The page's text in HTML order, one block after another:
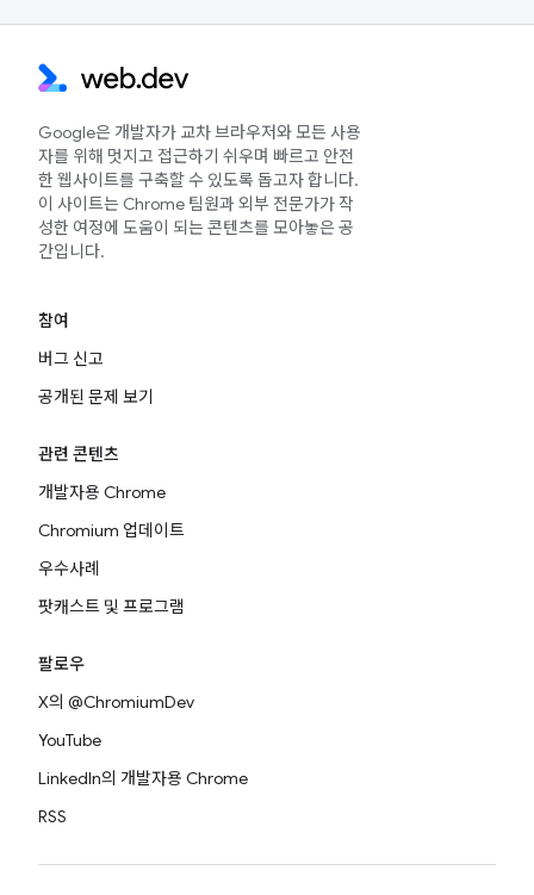
Google은 개발자가 교차 브라우저와 모든 사용
자를 위해 멋지고 접근하기 쉬우며 빠르고 안전
한 웹사이트를 구축할 수 있도록 돕고자 합니다.
이 사이트는 Chrome 팀원과 외부 전문가가 작
성한 여정에 도움이 되는 콘텐츠를 모아놓은 공
간입니다.
참여
버그 신고
공개된 문제 보기
관련 콘텐츠
개발자용 Chrome
Chromium 업데이트
우수사례
팟캐스트 및 프로그램
팔로우
X의 @ChromiumDev
YouTube
LinkedIn의 개발자용 Chrome
RSS